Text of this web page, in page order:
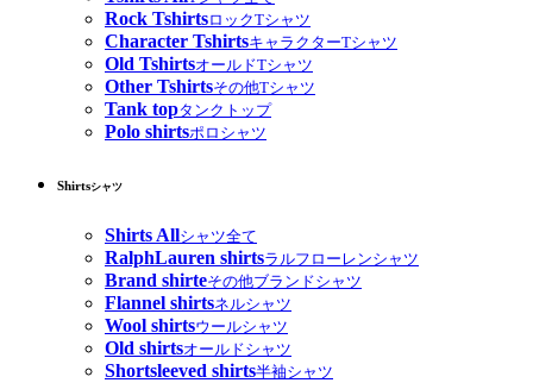
Rock TshirtsロックTシャツ
Character TshirtsキャラクターTシャツ
Old TshirtsオールドTシャツ
Other Tshirtsその他Tシャツ
Tank topタンクトップ
Polo shirtsポロシャツ
Shirtsシャツ
Shirts Allシャツ全て
RalphLauren shirtsラルフローレンシャツ
Brand shirteその他ブランドシャツ
Flannel shirtsネルシャツ
Wool shirtsウールシャツ
Old shirtsオールドシャツ
Shortsleeved shirts半袖シャツ